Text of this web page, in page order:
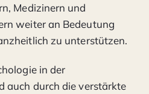
Medizinern und
weiter an Bedeutung
zu unterstützen.
in der
auch durch die verstärkte